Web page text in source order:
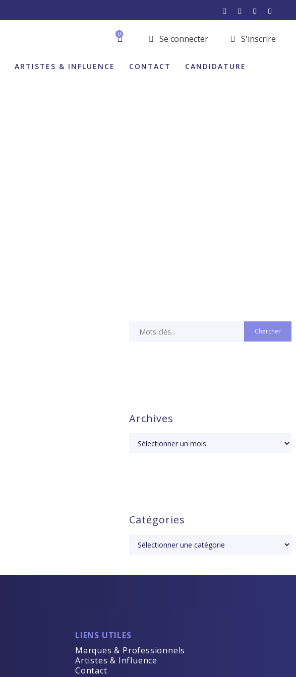
0 Se connecter S'inscrire
ARTISTES & INFLUENCE CONTACT CANDIDATURE
Archives
Catégories
LIENS UTILES
Marques & Professionnels
Artistes & Influence
Contact